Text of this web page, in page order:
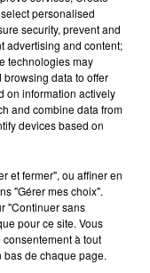
INDOCHINE
Nouveaux Soleils
personalised
security, prevent and
advertising and content;
technologies may
data to offer
on information actively
and combine data from
devices based on
et fermer", ou affiner en
"Gérer mes choix".
"Continuer sans
pour ce site. Vous
à tout
bas de chaque page.